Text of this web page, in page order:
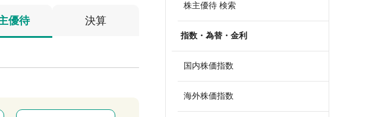
優待 決算
株主優待 検索
指数・為替・金利
国内株価指数
海外株価指数